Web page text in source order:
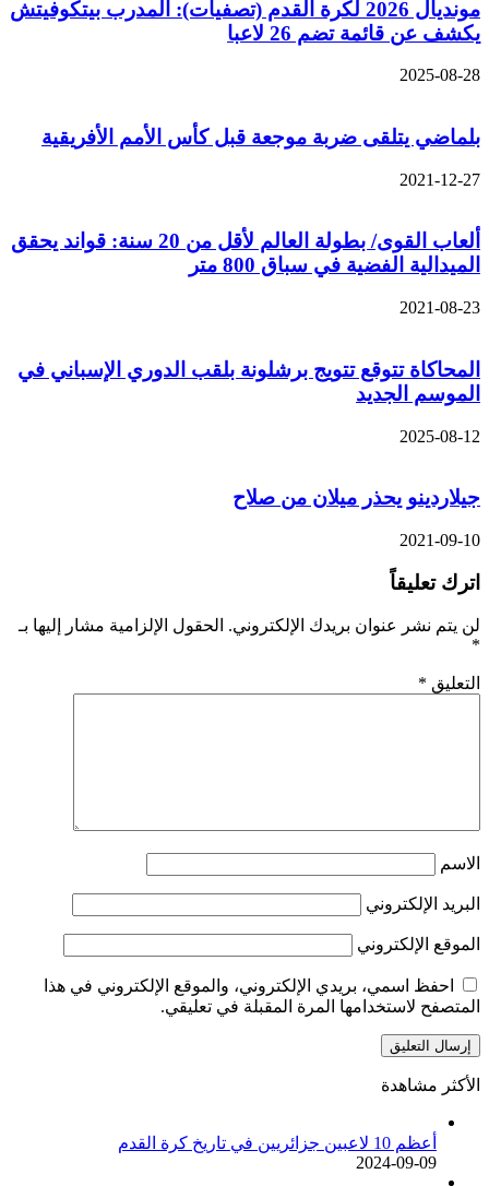
مونديال 2026 لكرة القدم (تصفيات): المدرب بيتكوفيتش
يكشف عن قائمة تضم 26 لاعبا
2025-08-28
بلماضي يتلقى ضربة موجعة قبل كأس الأمم الأفريقية
2021-12-27
ألعاب القوى/ بطولة العالم لأقل من 20 سنة: قواند يحقق
الميدالية الفضية في سباق 800 متر
2021-08-23
المحاكاة تتوقع تتويج برشلونة بلقب الدوري الإسباني في
الموسم الجديد
2025-08-12
جيلاردينو يحذر ميلان من صلاح
2021-09-10
اترك تعليقاً
لن يتم نشر عنوان بريدك الإلكتروني. الحقول الإلزامية مشار إليها بـ
*
التعليق *
الاسم
البريد الإلكتروني
الموقع الإلكتروني
احفظ اسمي، بريدي الإلكتروني، والموقع الإلكتروني في هذا
المتصفح لاستخدامها المرة المقبلة في تعليقي.
الأكثر مشاهدة
أعظم 10 لاعبين جزائريين في تاريخ كرة القدم
2024-09-09